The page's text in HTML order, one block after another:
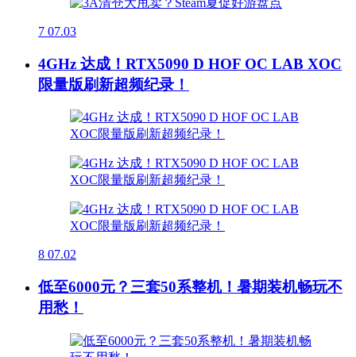
7 07.03
4GHz 达成！RTX5090 D HOF OC LAB XOC
限量版刷新超频纪录！
8 07.02
低至6000元？三套50系整机！暑期装机畅玩不
用愁！